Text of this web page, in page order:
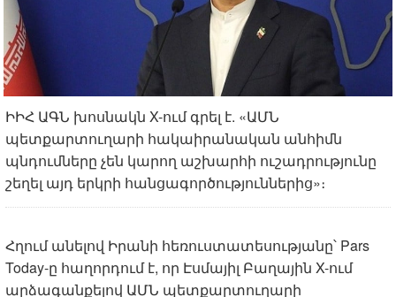
ԻԻՀ ԱԳՆ խոսնակն X-ում գրել է. «ԱՄՆ
պետքարտուղարի հակաիրանական անհիմն
պնդումները չեն կարող աշխարհի ուշադրությունը
շեղել այդ երկրի հանցագործություններից»։
Հղում անելով Իրանի հեռուստատեսությանը՝ Pars
Today-ը հաղորդում է, որ Էսմայիլ Բաղային X-ում
արձագանքելով ԱՄՆ պետքարտուղարի